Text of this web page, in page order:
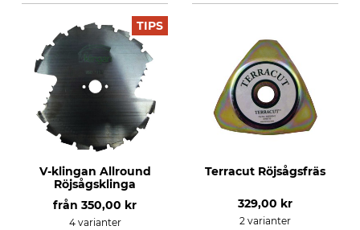
TIPS
V-klingan Allround
Röjsågsklinga
från 350,00 kr
4 varianter
Terracut Röjsågsfräs
329,00 kr
2 varianter